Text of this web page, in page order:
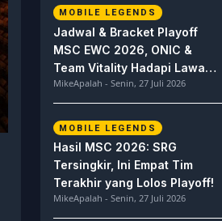
MOBILE LEGENDS
Jadwal & Bracket Playoff
MSC EWC 2026, ONIC &
Team Vitality Hadapi Lawan
Berat
MikeApalah - Senin, 27 Juli 2026
MOBILE LEGENDS
Hasil MSC 2026: SRG
Tersingkir, Ini Empat Tim
Terakhir yang Lolos Playoff!
MikeApalah - Senin, 27 Juli 2026